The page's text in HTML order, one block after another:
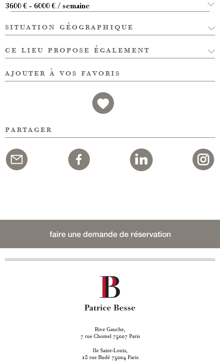
3600 € - 6000 € / semaine
situation géographique
ce lieu propose également
ajouter à vos favoris
partager
faire une demande de réservation
Rive Gauche,
7 rue Chomel 75007 Paris
Ile Saint-Louis,
18 rue Budé 75004 Paris